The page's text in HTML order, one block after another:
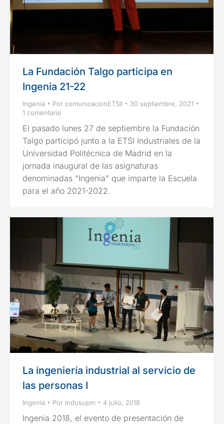
La Fundación Talgo participa en
Ingenia 21-22
Ingenia Por comunicacionETSII
30 septiembre, 2021
1 comentario
El pasado lunes 27 de septiembre la Fundación
Talgo participó junto a la ETSI Industriales de la
Universidad Politécnica de Madrid en la
jornada inaugural de las asignaturas
denominadas “Ingenia” que imparte la Escuela
para el año 2021-2022.
La ingeniería industrial al servicio de
las personas I
Ingenia Por indusupm 4 julio, 2018
Ingenia 2018, el evento de presentación de